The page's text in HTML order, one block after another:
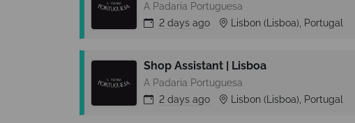
A Padaria Portuguesa
2 days ago Lisbon (Lisboa), Portugal
Shop Assistant | Lisboa
A Padaria Portuguesa
2 days ago Lisbon (Lisboa), Portugal